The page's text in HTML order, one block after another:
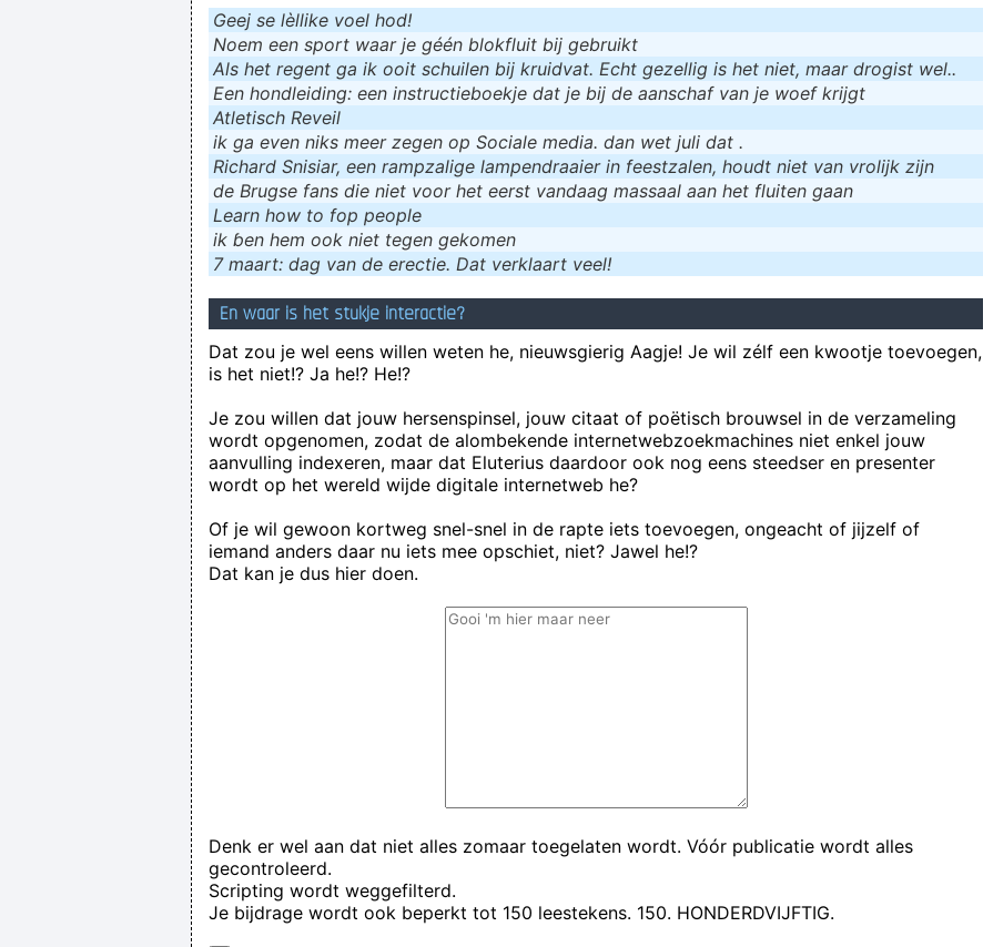
Geej se lèllike voel hod!
Noem een sport waar je géén blokfluit bij gebruikt
Als het regent ga ik ooit schuilen bij kruidvat. Echt gezellig is het niet, maar drogist wel..
Een hondleiding: een instructieboekje dat je bij de aanschaf van je woef krijgt
Atletisch Reveil
ik ga even niks meer zegen op Sociale media. dan wet juli dat .
Richard Snisiar, een rampzalige lampendraaier in feestzalen, houdt niet van vrolijk zijn
de Brugse fans die niet voor het eerst vandaag massaal aan het fluiten gaan
Learn how to fop people
ik ɓen hem ook niet tegen gekomen
7 maart: dag van de erectie. Dat verklaart veel!
En waar is het stukje interactie?
Dat zou je wel eens willen weten he, nieuwsgierig Aagje! Je wil zélf een kwootje toevoegen,
is het niet!? Ja he!? He!?
Je zou willen dat jouw hersenspinsel, jouw citaat of poëtisch brouwsel in de verzameling
wordt opgenomen, zodat de alombekende internetwebzoekmachines niet enkel jouw
aanvulling indexeren, maar dat Eluterius daardoor ook nog eens steedser en presenter
wordt op het wereld wijde digitale internetweb he?
Of je wil gewoon kortweg snel-snel in de rapte iets toevoegen, ongeacht of jijzelf of
iemand anders daar nu iets mee opschiet, niet? Jawel he!?
Dat kan je dus hier doen.
Denk er wel aan dat niet alles zomaar toegelaten wordt. Vóór publicatie wordt alles
gecontroleerd.
Scripting wordt weggefilterd.
Je bijdrage wordt ook beperkt tot 150 leestekens. 150. HONDERDVIJFTIG.